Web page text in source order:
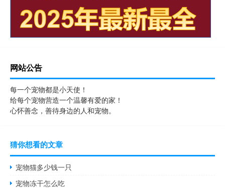
网站公告
每一个宠物都是小天使！
给每个宠物营造一个温馨有爱的家！
心怀善念，善待身边的人和宠物。
猜你想看的文章
宠物猫多少钱一只
宠物冻干怎么吃